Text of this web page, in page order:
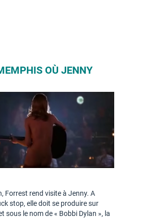
OÙ JENNY
Forrest rend visite à Jenny. A
stop, elle doit se produire sur
sous le nom de « Bobbi Dylan », la